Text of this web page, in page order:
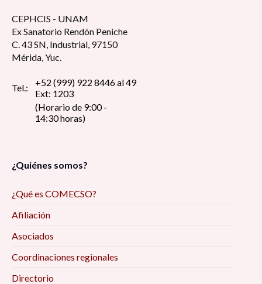
CEPHCIS - UNAM
Ex Sanatorio Rendón Peniche
C. 43 SN, Industrial, 97150
Mérida, Yuc.
Tel.:
+52 (999) 922 8446 al 49
Ext: 1203
(Horario de 9:00 -
14:30 horas)
¿Quiénes somos?
¿Qué es COMECSO?
Afiliación
Asociados
Coordinaciones regionales
Directorio